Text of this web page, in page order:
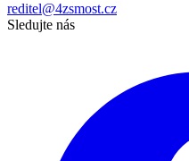
reditel@4zsmost.cz
Sledujte nás